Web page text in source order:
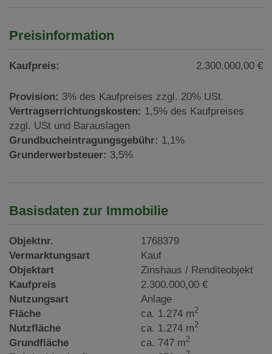
Preisinformation
Kaufpreis: 2.300.000,00 €
Provision: 3% des Kaufpreises zzgl. 20% USt.
Vertragserrichtungskosten: 1,5% des Kaufpreises
zzgl. USt und Barauslagen
Grundbucheintragungsgebühr: 1,1%
Grunderwerbsteuer: 3,5%
Basisdaten zur Immobilie
Objektnr.
1768379
Vermarktungsart
Kauf
Objektart
Zinshaus / Renditeobjekt
Kaufpreis
2.300.000,00 €
Nutzungsart
Anlage
Fläche
ca. 1.274 m2
Nutzfläche ca. 1.274 m2
Grundfläche ca. 747 m2